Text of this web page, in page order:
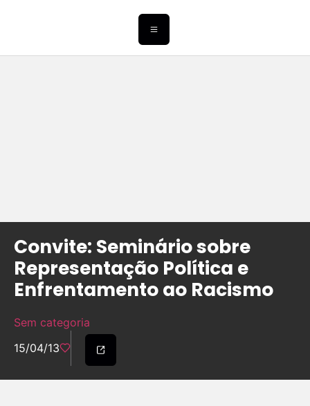
Convite: Seminário sobre
Representação Política e
Enfrentamento ao Racismo
Sem categoria
15/04/13